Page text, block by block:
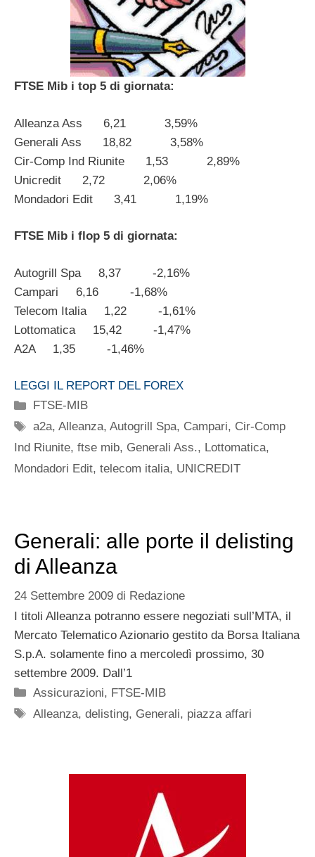
FTSE Mib i top 5 di giornata:
Alleanza Ass 6,21 3,59%
Generali Ass 18,82 3,58%
Cir-Comp Ind Riunite 1,53 2,89%
Unicredit 2,72 2,06%
Mondadori Edit 3,41 1,19%
FTSE Mib i flop 5 di giornata:
Autogrill Spa 8,37 -2,16%
Campari 6,16 -1,68%
Telecom Italia 1,22 -1,61%
Lottomatica 15,42 -1,47%
A2A 1,35 -1,46%
LEGGI IL REPORT DEL FOREX
Categorie
FTSE-MIB
Tag
a2a,Alleanza,Autogrill Spa, Campari, Cir-Comp
Ind Riunite, ftse mib, Generali Ass., Lottomatica,
Mondadori Edit, telecom italia, UNICREDIT
Generali: alle porte il delisting
di Alleanza
24 Settembre 2009 di Redazione
I titoli Alleanza potranno essere negoziati sull’MTA, il
Mercato Telematico Azionario gestito da Borsa Italiana
S.p.A. solamente fino a mercoledì prossimo, 30
settembre 2009. Dall’1
Categorie
Assicurazioni, FTSE-MIB
Tag
Alleanza,delisting, Generali, piazza affari